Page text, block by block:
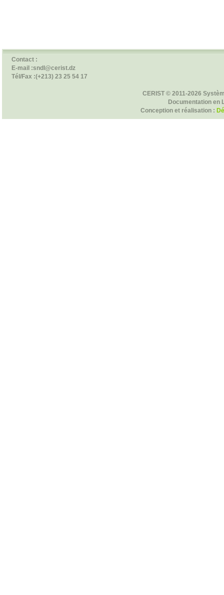
Contact :
E-mail :sndl@cerist.dz
Tél/Fax :(+213) 23 25 54 17
CERIST © 2011-2026
Documentation en
Conception et réalisation :